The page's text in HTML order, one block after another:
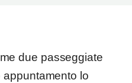
due passeggiate
appuntamento lo